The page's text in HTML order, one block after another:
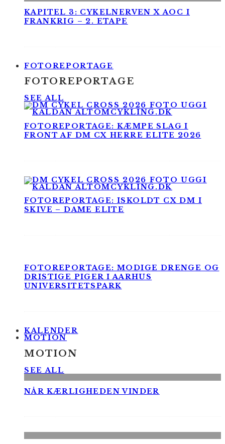
KAPITEL 3: CYKELNERVEN X AOC I
FRANKRIG – 2. ETAPE
FOTOREPORTAGE
FOTOREPORTAGE
SEE ALL
FOTOREPORTAGE: KÆMPE SLAG I
FRONT AF DM CX HERRE ELITE 2026
FOTOREPORTAGE: ISKOLDT CX DM I
SKIVE – DAME ELITE
FOTOREPORTAGE: MODIGE DRENGE OG
DRISTIGE PIGER I AARHUS
UNIVERSITETSPARK
KALENDER
MOTION
MOTION
SEE ALL
NÅR KÆRLIGHEDEN VINDER